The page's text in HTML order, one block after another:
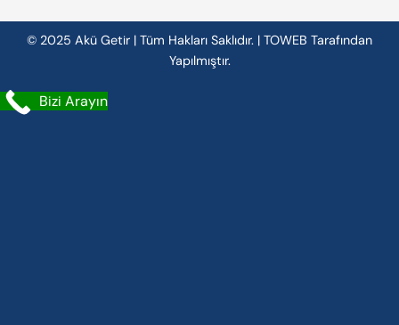
© 2025 Akü Getir | Tüm Hakları Saklıdır. | TOWEB Tarafından
Yapılmıştır.
Bizi Arayın